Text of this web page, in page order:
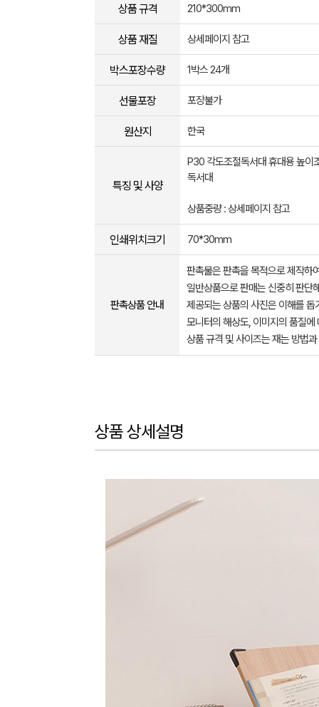
상품 규격 210*300mm
상품 재질 상세페이지 참고
박스포장수량 1박스 24개
선물포장 포장불가
원산지 한국
특징 및 사양
P30 각도조절독서대 휴대용 높이
독서대
상품중량 : 상세페이지 참고
인쇄위치크기 70*30mm
판촉상품 안내
판촉물은 판촉을 목적으로 제작하
일반상품으로 판매는 신중히 판단
제공되는 상품의 사진은 이해를
모니터의 해상도, 이미지의 품질
상품 규격 및 사이즈는 재는 방법
상품 상세설명